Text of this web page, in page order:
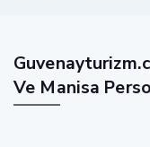
Ve Manisa